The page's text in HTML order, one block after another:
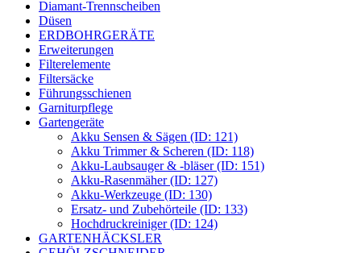
Diamant-Trennscheiben
Düsen
ERDBOHRGERÄTE
Erweiterungen
Filterelemente
Filtersäcke
Führungsschienen
Garniturpflege
Gartengeräte
Akku Sensen & Sägen (ID: 121)
Akku Trimmer & Scheren (ID: 118)
Akku-Laubsauger & -bläser (ID: 151)
Akku-Rasenmäher (ID: 127)
Akku-Werkzeuge (ID: 130)
Ersatz- und Zubehörteile (ID: 133)
Hochdruckreiniger (ID: 124)
GARTENHÄCKSLER